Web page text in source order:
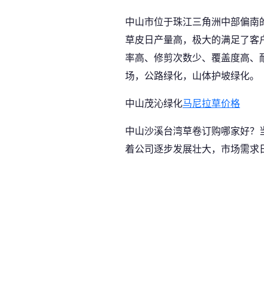
中山市位于珠江三角洲中部偏
草皮日产量高，极大的满足了
率高、修剪次数少、覆盖度高
场，公路绿化，山体护坡绿化。
中山茂沁绿化马尼拉草价格
中山沙溪台湾草卷订购哪家好？
着公司逐步发展壮大，市场需求